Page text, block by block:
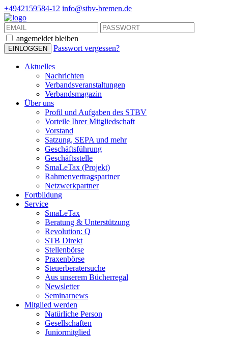
+4942159584-12 info@stbv-bremen.de
angemeldet bleiben
Passwort vergessen?
Aktuelles
Nachrichten
Verbandsveranstaltungen
Verbandsmagazin
Über uns
Profil und Aufgaben des STBV
Vorteile Ihrer Mitgliedschaft
Vorstand
Satzung, SEPA und mehr
Geschäftsführung
Geschäftsstelle
SmaLeTax (Projekt)
Rahmenvertragspartner
Netzwerkpartner
Fortbildung
Service
SmaLeTax
Beratung & Unterstützung
Revolution: Q
STB Direkt
Stellenbörse
Praxenbörse
Steuerberatersuche
Aus unserem Bücherregal
Newsletter
Seminarnews
Mitglied werden
Natürliche Person
Gesellschaften
Juniormitglied